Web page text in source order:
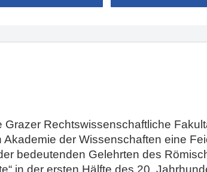
Rechtswissenschaftliche
der Wissenschaften eine
bedeutenden Gelehrten des
in der ersten Hälfte des 20.